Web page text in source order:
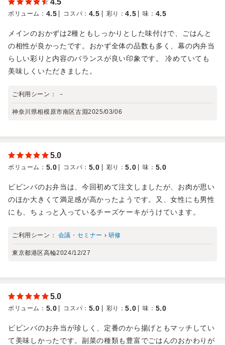
ボリューム ： 4.5 コスパ ： 4.5 彩り ：4.5 味 ： 4.5
メインのおかずは2種ともしっかりとした味付けで、ごはんと
の相性が良かったです。おかず全体の品数も多く、幕の内弁当
らしい彩りと内容のバランスが良い印象です。 冷めていても
美味しくいただきました。
ご利用シーン： －
神奈川県相模原市南区古淵2025/03/06
5.0
ボリューム ： 5.0 コスパ ： 5.0 彩り ：5.0 味 ： 5.0
ビビンバのお弁当は、今回初めて注文しましたが、お肉が思い
のほか大きくて満足感が高かったようです。又、女性にも男性
にも、ちょっと入っているチーズケーキがうけています。
ご利用シーン： 会議・セミナー › 研修
東京都港区高輪2024/12/27
5.0
ボリューム ： 5.0 コスパ ： 5.0 彩り ：5.0 味 ： 5.0
ビビンバのお弁当が珍しく、定番のから揚げともマッチしてい
て美味しかったです。副菜の種類も豊富でごはんのおかわりが